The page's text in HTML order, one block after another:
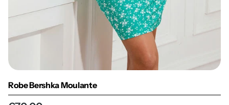
Robe Bershka Moulante